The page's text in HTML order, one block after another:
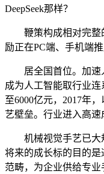
DeepSeek那样？
鞭策构成相对完整的
励正在PC端、手机端
居全国首位。加速人
成为人工智能取行业
至6000亿元，2017年
艺壁垒。行业进入高
机械视觉手艺已大规
将来的成长标的目的
范畴，为企业供给专